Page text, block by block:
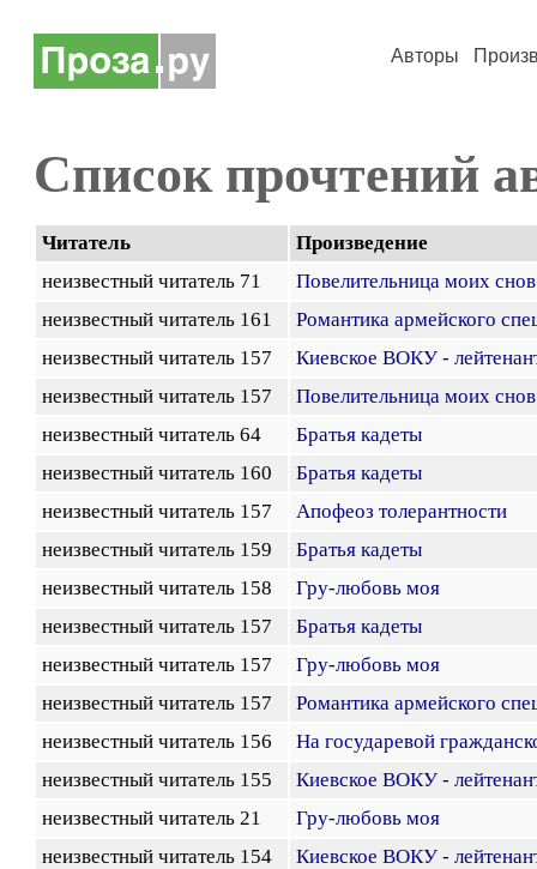
Авторы
Список прочтений
Читатель
Произведение
неизвестный читатель 71
Повелительница моих снов
неизвестный читатель 161
Романтика армейского
неизвестный читатель 157
Киевское ВОКУ -
неизвестный читатель 157
Повелительница моих снов
неизвестный читатель 64
Братья кадеты
неизвестный читатель 160
Братья кадеты
неизвестный читатель 157
Апофеоз толерантности
неизвестный читатель 159
Братья кадеты
неизвестный читатель 158
Гру-любовь моя
неизвестный читатель 157
Братья кадеты
неизвестный читатель 157
Гру-любовь моя
неизвестный читатель 157
Романтика армейского
неизвестный читатель 156
На государевой
неизвестный читатель 155
Киевское ВОКУ -
неизвестный читатель 21
Гру-любовь моя
неизвестный читатель 154
Киевское ВОКУ -